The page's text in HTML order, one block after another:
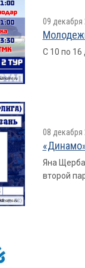
09 декабря
С 10 по 16
08 декабря
Яна
второй